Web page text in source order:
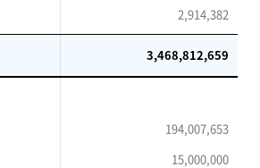
2,914,382
3,468,812,659
194,007,653
15,000,000